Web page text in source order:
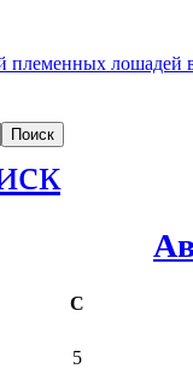
лошадей
С
5